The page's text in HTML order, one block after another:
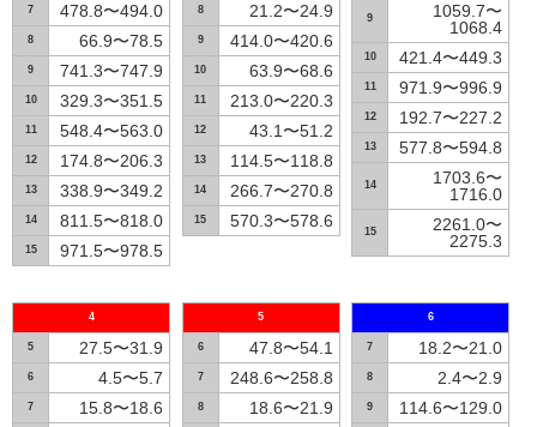
7 478.8〜494.0
8 66.9〜78.5
9 741.3〜747.9
10 329.3〜351.5
11 548.4〜563.0
12 174.8〜206.3
13 338.9〜349.2
14 811.5〜818.0
15 971.5〜978.5
8 21.2〜24.9
9 414.0〜420.6
10 63.9〜68.6
11 213.0〜220.3
12 43.1〜51.2
13 114.5〜118.8
14 266.7〜270.8
15 570.3〜578.6
9
1059.7〜
1068.4
10 421.4〜449.3
11 971.9〜996.9
12 192.7〜227.2
13 577.8〜594.8
14
1703.6〜
1716.0
15
2261.0〜
2275.3
4
5 27.5〜31.9
6 4.5〜5.7
7 15.8〜18.6
5
6 47.8〜54.1
7 248.6〜258.8
8 18.6〜21.9
6
7 18.2〜21.0
8 2.4〜2.9
9 114.6〜129.0